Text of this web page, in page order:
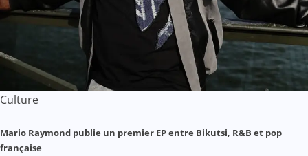
Culture
Mario Raymond publie un premier EP entre Bikutsi, R&B et pop
française